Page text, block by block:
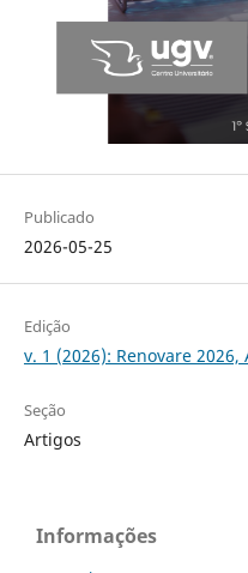
Publicado
2026-05-25
Edição
v. 1 (2026): Renovare 2026,
Seção
Artigos
Informações